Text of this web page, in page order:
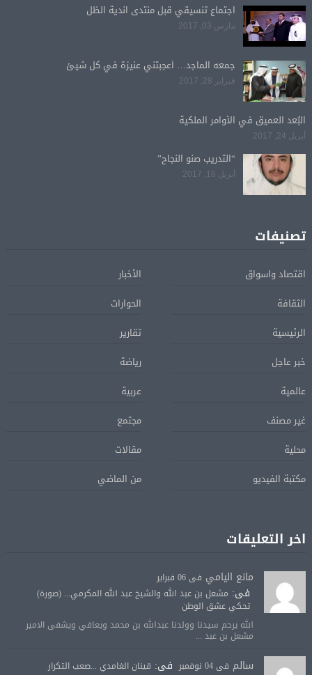
اجتماع تنسيقي قبل منتدى اندية الظل
مارس 03, 2017
جمعه الماجد… أعجبتني عنيزة في كل شيئ
فبراير 28, 2017
البُعد العميق في الأوامر الملكية
أبريل 24, 2017
“التدريب صنو النجاح”
أبريل 16, 2017
تصنيفات
اقتصاد واسواق
الأخبار
الثقافة
الحوارات
الرئيسية
تقارير
خبر عاجل
رياضة
عالمية
عربية
غير مصنف
مجتمع
محلية
مقالات
مكتبة الفيديو
من الماضي
اخر التعليقات
مانع اليامي فى 06 فبراير
فى: مشعل بن عبد الله والشيخ عبد الله المكرمي... (صورة)
تحكي عشق الوطن
الله يرحم سيدنا وولدنا عبدالله بن محمد ويعافي ويشفى الامير
مشعل بن عبد ...
سالم فى 04 نوفمبر فى: قينان الغامدي ...صعب التكرار